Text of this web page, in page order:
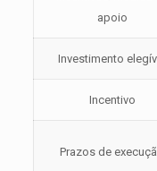
apoio
Investimento
Incentivo
Prazos de